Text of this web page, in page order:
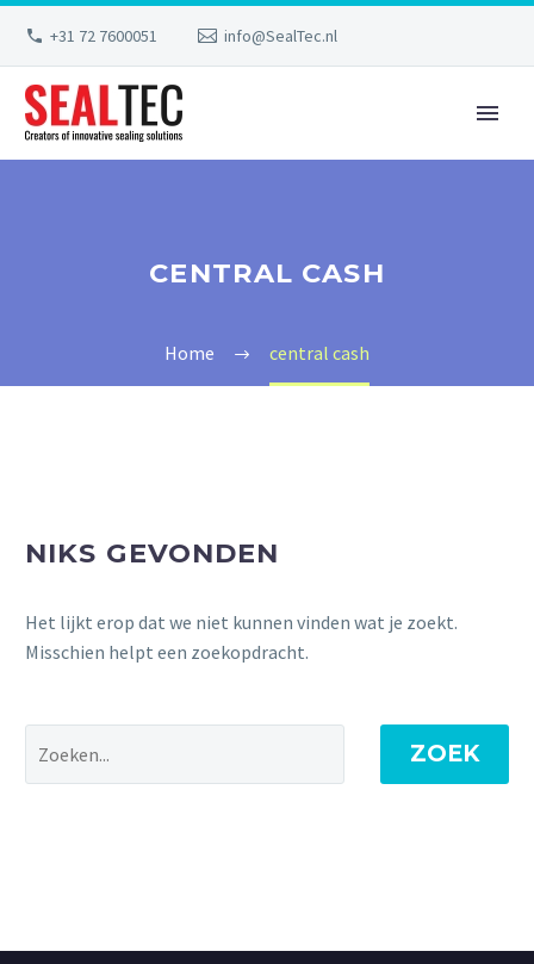
+31 72 7600051 info@SealTec.nl
CENTRAL CASH
Home central cash
NIKS GEVONDEN
Het lijkt erop dat we niet kunnen vinden wat je zoekt.
Misschien helpt een zoekopdracht.
ZOEK